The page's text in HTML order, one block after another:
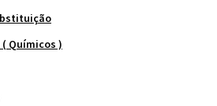
Químicos )